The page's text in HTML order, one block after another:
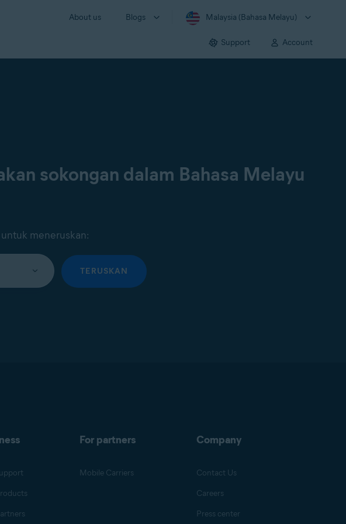
About us Blogs Malaysia (Bahasa Melayu)
Support Account
sokongan dalam Bahasa Melayu
meneruskan:
TERUSKAN
For partners
Mobile Carriers
Company
Contact Us
Careers
Press center